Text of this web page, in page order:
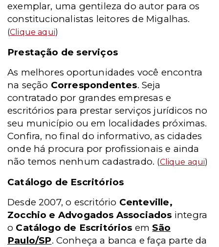
exemplar, uma gentileza do autor para os
constitucionalistas leitores de Migalhas.
(Clique aqui)
Prestação de serviços
As melhores oportunidades você encontra
na seção Correspondentes. Seja
contratado por grandes empresas e
escritórios para prestar serviços jurídicos no
seu município ou em localidades próximas.
Confira, no final do informativo, as cidades
onde há procura por profissionais e ainda
não temos nenhum cadastrado. (Clique aqui)
Catálogo de Escritórios
Desde 2007, o escritório Centeville,
Zocchio e Advogados Associados integra
o Catálogo de Escritórios emSão
Paulo/SP. Conheça a banca e faça parte da